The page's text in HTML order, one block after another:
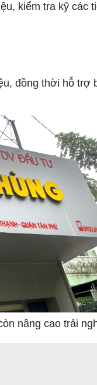
kiểm tra kỹ các
đồng thời hỗ
nâng cao trải